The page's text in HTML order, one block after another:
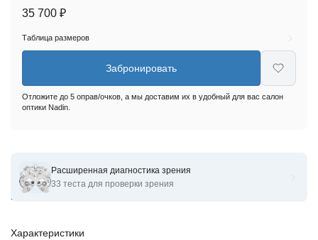
Оправы для очков корригирующих Etnia Barcelona 4 SENNA
55O
Характеристики
35 700 ₽
Таблица размеров
Забронировать
Отложите до 5 оправ/очков, а мы доставим их в удобный для вас салон
оптики Nadin.
Расширенная диагностика зрения
33 теста для проверки зрения